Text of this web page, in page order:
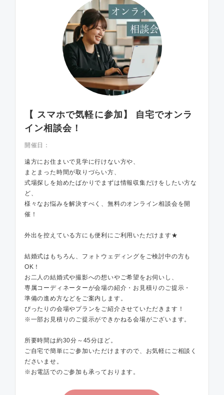
【 スマホで気軽に参加】 自宅でオンラ
イン相談会！
開催日：
遠方にお住まいで見学に行けない方や、
まとまった時間が取りづらい方、
式場探しを始めたばかりでまずは情報収集だけをしたい方な
ど、
様々なお悩みを解決すべく、無料のオンライン相談会を開
催！
外出を控えている方にも便利にご利用いただけます★
結婚式はもちろん、フォトウェディングをご検討中の方も
OK！
お二人の結婚式や撮影への想いやご希望をお伺いし、
専属コーディネーターが会場の紹介・お見積りのご提示・
準備の進め方などをご案内します。
ぴったりの会場やプランをご紹介させていただきます！
※一部お見積りのご提示ができかねる会場がございます。
所要時間は約30分～45分ほど。
ご自宅で簡単にご参加いただけますので、お気軽にご相談く
ださいませ。
※お電話でのご参加も承っております。